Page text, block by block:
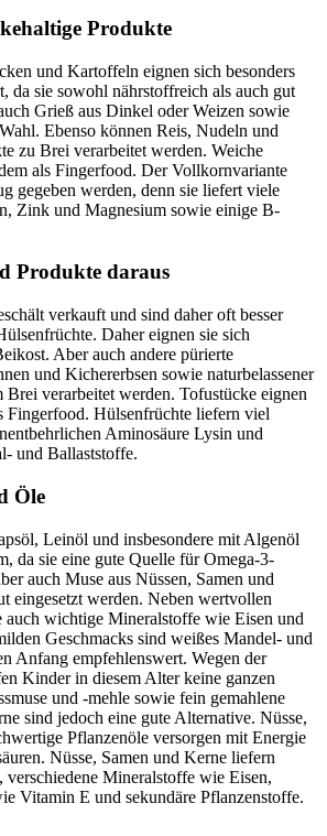
Produkte
und Kartoffeln eignen sich besonders
da sie sowohl nährstoffreich als auch gut
Grieß aus Dinkel oder Weizen sowie
Ebenso können Reis, Nudeln und
zu Brei verarbeitet werden. Weiche
als Fingerfood. Der Vollkornvariante
gegeben werden, denn sie liefert viele
Zink und Magnesium sowie einige B-
Produkte daraus
verkauft und sind daher oft besser
Daher eignen sie sich
Aber auch andere pürierte
und Kichererbsen sowie naturbelassener
verarbeitet werden. Tofustücke eignen
Fingerfood. Hülsenfrüchte liefern viel
Aminosäure Lysin und
und Ballaststoffe.
Öle
Leinöl und insbesondere mit Algenöl
da sie eine gute Quelle für Omega-3-
auch Muse aus Nüssen, Samen und
eingesetzt werden. Neben wertvollen
auch wichtige Mineralstoffe wie Eisen und
Geschmacks sind weißes Mandel- und
Anfang empfehlenswert. Wegen der
Kinder in diesem Alter keine ganzen
und -mehle sowie fein gemahlene
sind jedoch eine gute Alternative. Nüsse,
Pflanzenöle versorgen mit Energie
Nüsse, Samen und Kerne liefern
verschiedene Mineralstoffe wie Eisen,
Vitamin E und sekundäre Pflanzenstoffe.